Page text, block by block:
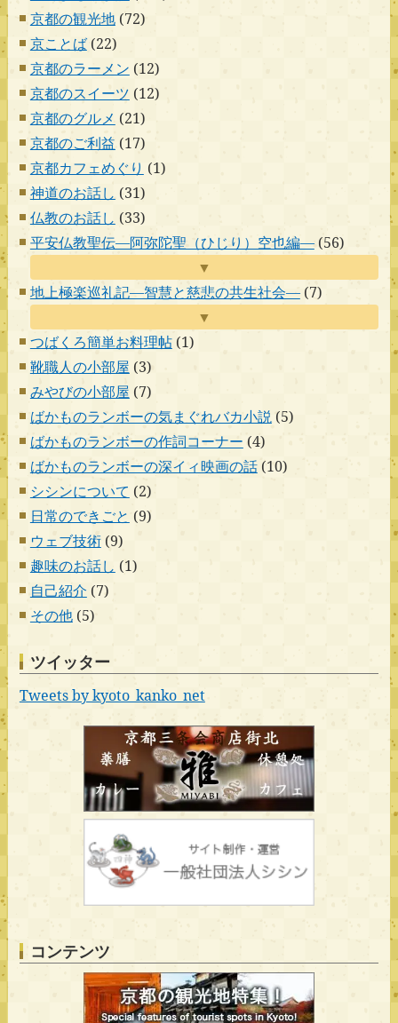
京都の観光地(72)
京ことば(22)
京都のラーメン (12)
京都のスイーツ (12)
京都のグルメ (21)
京都のご利益 (17)
京都カフェめぐり (1)
神道のお話し (31)
仏教のお話し (33)
平安仏教聖伝―阿弥陀聖（ひじり）空也編―(56)
▼
地上極楽巡礼記―智慧と慈悲の共生社会―(7)
▼
つばくろ簡単お料理帖(1)
靴職人の小部屋 (3)
みやびの小部屋 (7)
ばかものランボーの気まぐれバカ小説(5)
ばかものランボーの作詞コーナー (4)
ばかものランボーの深イィ映画の話(10)
シシンについて (2)
日常のできごと (9)
ウェブ技術(9)
趣味のお話し (1)
自己紹介 (7)
その他(5)
ツイッター
Tweets by kyoto_kanko_net
コンテンツ